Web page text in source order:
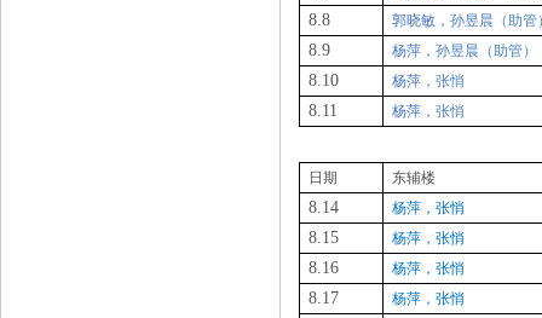
8.8 郭晓敏， 孙昱晨（助管
8.9 杨萍， 孙昱晨（助管）
8.10 杨萍， 张悄
8.11 杨萍， 张悄
日期 东辅楼
8.14 杨萍，张悄
8.15 杨萍，张悄
8.16 杨萍，张悄
8.17 杨萍，张悄